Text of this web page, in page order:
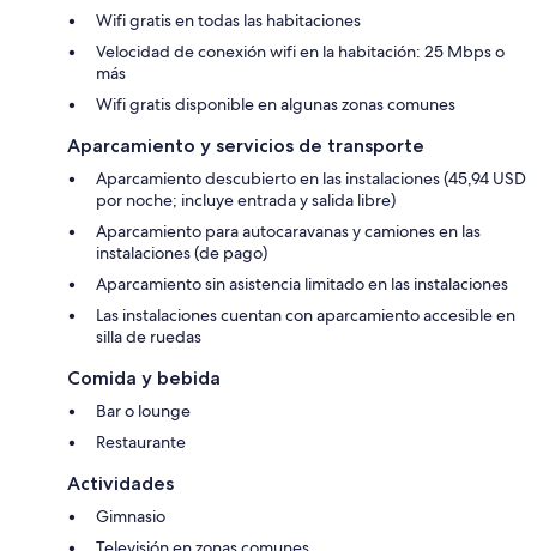
Wifi gratis en todas las habitaciones
Velocidad de conexión wifi en la habitación: 25 Mbps o
más
Wifi gratis disponible en algunas zonas comunes
Aparcamiento y servicios de transporte
Aparcamiento descubierto en las instalaciones (45,94 USD
por noche; incluye entrada y salida libre)
Aparcamiento para autocaravanas y camiones en las
instalaciones (de pago)
Aparcamiento sin asistencia limitado en las instalaciones
Las instalaciones cuentan con aparcamiento accesible en
silla de ruedas
Comida y bebida
Bar o lounge
Restaurante
Actividades
Gimnasio